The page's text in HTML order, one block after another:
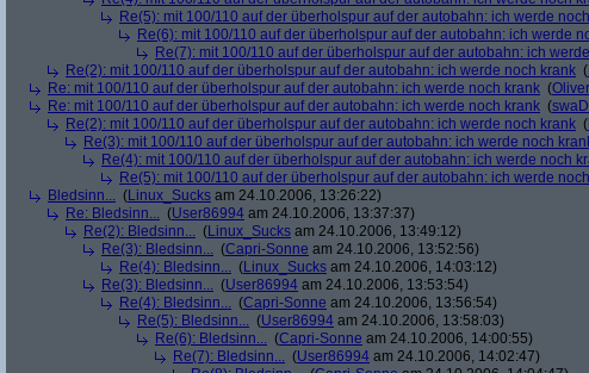
Re(5): mit 100/110 auf der überholspur auf der autobahn: ich werde
Re(6): mit 100/110 auf der überholspur auf der autobahn: ich werde
Re(7): mit 100/110 auf der überholspur auf der autobahn: ich
Re(2): mit 100/110 auf der überholspur auf der autobahn: ich werde noch krank (
Re: mit 100/110 auf der überholspur auf der autobahn: ich werde noch krank (
Re: mit 100/110 auf der überholspur auf der autobahn: ich werde noch krank (
Re(2): mit 100/110 auf der überholspur auf der autobahn: ich werde noch krank (
Re(3): mit 100/110 auf der überholspur auf der autobahn: ich werde noch
Re(4): mit 100/110 auf der überholspur auf der autobahn: ich werde noch
Re(5): mit 100/110 auf der überholspur auf der autobahn: ich werde
Bledsinn... (Linux_Sucks am 24.10.2006, 13:26:22)
Re: Bledsinn... (User86994 am 24.10.2006, 13:37:37)
Re(2): Bledsinn... (Linux_Sucks am 24.10.2006, 13:49:12)
Re(3): Bledsinn... (Capri-Sonne am 24.10.2006, 13:52:56)
Re(4): Bledsinn... (Linux_Sucks am 24.10.2006, 14:03:12)
Re(3): Bledsinn... (User86994 am 24.10.2006, 13:53:54)
Re(4): Bledsinn... (Capri-Sonne am 24.10.2006, 13:56:54)
Re(5): Bledsinn... (User86994 am 24.10.2006, 13:58:03)
Re(6): Bledsinn... (Capri-Sonne am 24.10.2006, 14:00:55)
Re(7): Bledsinn... (User86994 am 24.10.2006, 14:02:47)